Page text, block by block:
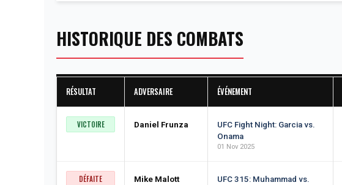
HISTORIQUE DES COMBATS
RÉSULTAT ADVERSAIRE ÉVÉNEMENT
VICTOIRE Daniel Frunza
UFC Fight Night: Garcia vs.
Onama
01 Nov 2025
DÉFAITE Mike Malott
UFC 315: Muhammad vs.